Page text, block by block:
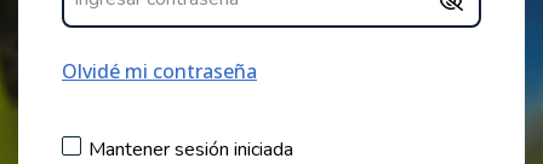
Olvidé mi contraseña
Mantener sesión iniciada